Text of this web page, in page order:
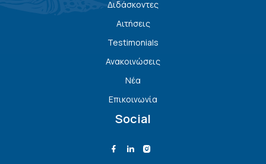
Διδάσκοντες
Αιτήσεις
Testimonials
Ανακοινώσεις
Νέα
Επικοινωνία
Social